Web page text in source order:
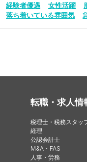
経験者優遇
女性活躍
落ち着いている雰囲気
転職・求人情
税理士・税務スタッ
経理
公認会計士
M&A・FAS
人事・労務